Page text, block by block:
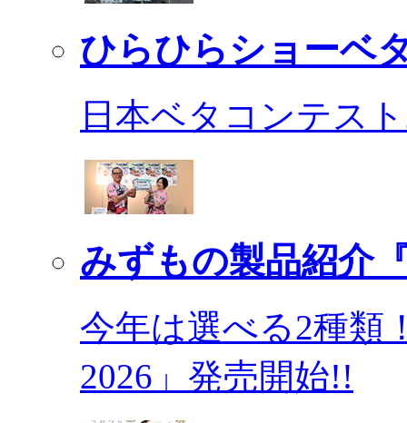
ひらひらショーベ
日本ベタコンテス
みずもの製品紹介
今年は選べる2種類
2026」発売開始!!